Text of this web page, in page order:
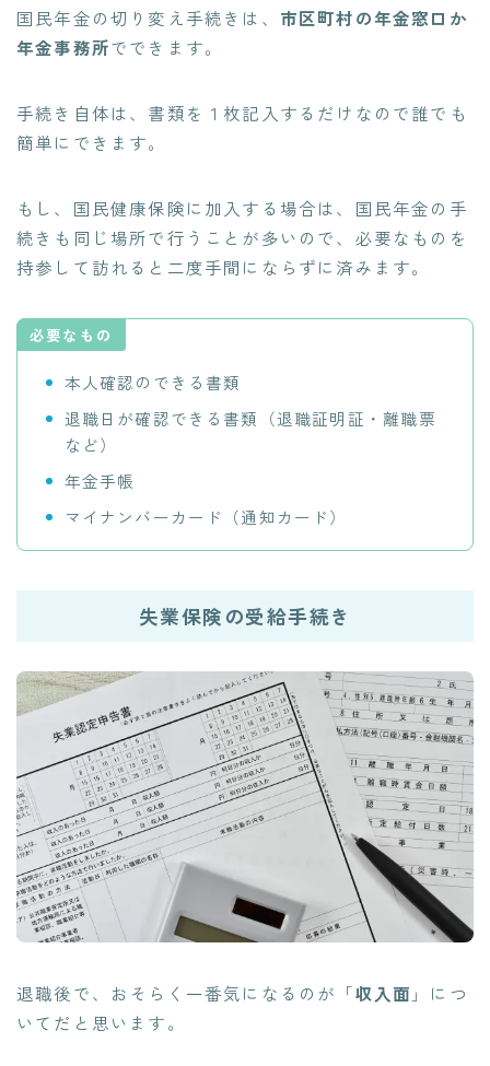
国民年金の切り変え手続きは、 市区町村の年金窓口か
年金事務所でできます。
手続き自体は、書類を１枚記入するだけなので誰でも
簡単にできます。
もし、国民健康保険に加入する場合は、国民年金の手
続きも同じ場所で行うことが多いので、必要なものを
持参して訪れると二度手間にならずに済みます。
必要なもの
本人確認のできる書類
退職日が確認できる書類（退職証明証・離職票
など）
年金手帳
マイナンバーカード（通知カード）
失業保険の受給手続き
退職後で、おそらく一番気になるのが「収入面 」につ
いてだと思います。